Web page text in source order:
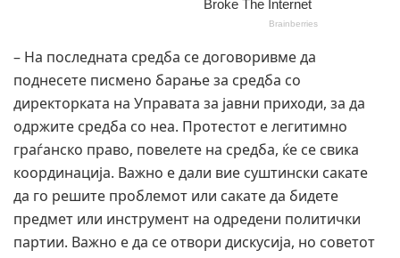
– На последната средба се договоривме да
поднесете писмено барање за средба со
директорката на Управата за јавни приходи, за да
одржите средба со неа. Протестот е легитимно
граѓанско право, повелете на средба, ќе се свика
координација. Важно е дали вие суштински сакате
да го решите проблемот или сакате да бидете
предмет или инструмент на одредени политички
партии. Важно е да се отвори дискусија, но советот